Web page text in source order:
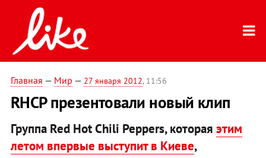
Главная — Мир — 27 января 2012, 11:56
RHCP презентовали новый клип
Группа Red Hot Chili Peppers, которая этим
летом впервые выступит в Киеве,